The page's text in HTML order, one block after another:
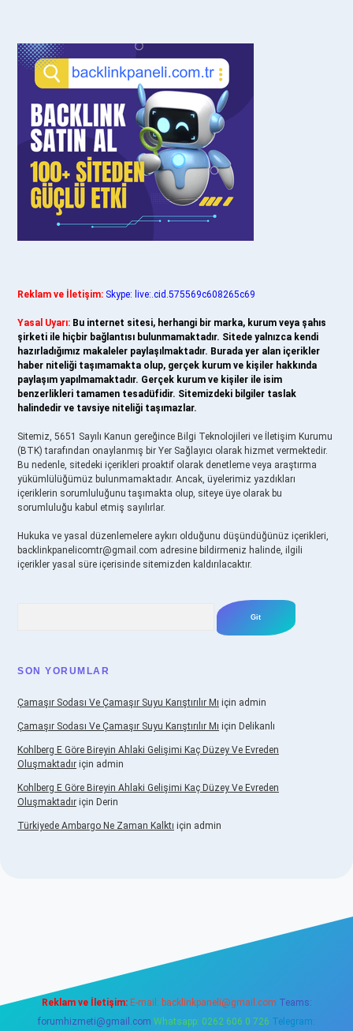
Reklam ve İletişim: Skype: live:.cid.575569c608265c69
Yasal Uyarı: Bu internet sitesi, herhangi bir marka, kurum veya şahıs
şirketi ile hiçbir bağlantısı bulunmamaktadır. Sitede yalnızca kendi
hazırladığımız makaleler paylaşılmaktadır. Burada yer alan içerikler
haber niteliği taşımamakta olup, gerçek kurum ve kişiler hakkında
paylaşım yapılmamaktadır. Gerçek kurum ve kişiler ile isim
benzerlikleri tamamen tesadüfidir. Sitemizdeki bilgiler taslak
halindedir ve tavsiye niteliği taşımazlar.
Sitemiz, 5651 Sayılı Kanun gereğince Bilgi Teknolojileri ve İletişim Kurumu
(BTK) tarafından onaylanmış bir Yer Sağlayıcı olarak hizmet vermektedir.
Bu nedenle, sitedeki içerikleri proaktif olarak denetleme veya araştırma
yükümlülüğümüz bulunmamaktadır. Ancak, üyelerimiz yazdıkları
içeriklerin sorumluluğunu taşımakta olup, siteye üye olarak bu
sorumluluğu kabul etmiş sayılırlar.
Hukuka ve yasal düzenlemelere aykırı olduğunu düşündüğünüz içerikleri,
backlinkpanelicomtr@gmail.com adresine bildirmeniz halinde, ilgili
içerikler yasal süre içerisinde sitemizden kaldırılacaktır.
SON YORUMLAR
Çamaşır Sodası Ve Çamaşır Suyu Karıştırılır Mı için admin
Çamaşır Sodası Ve Çamaşır Suyu Karıştırılır Mı için Delikanlı
Kohlberg E Göre Bireyin Ahlaki Gelişimi Kaç Düzey Ve Evreden
Oluşmaktadır için admin
Kohlberg E Göre Bireyin Ahlaki Gelişimi Kaç Düzey Ve Evreden
Oluşmaktadır için Derin
Türkiyede Ambargo Ne Zaman Kalktı için admin
Reklam ve İletişim: E-mail: backlinkpaneli@gmail.com Teams:
forumhizmeti@gmail.com Whatsapp: 0262 606 0 726 Telegram: